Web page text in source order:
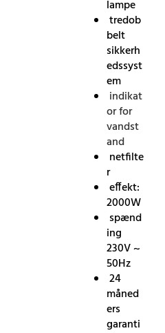
lampe
tredob
belt
sikkerh
edssyst
em
indikat
or for
vandst
and
netfilte
r
effekt:
2000W
spænd
ing
230V ~
50Hz
24
måned
ers
garanti